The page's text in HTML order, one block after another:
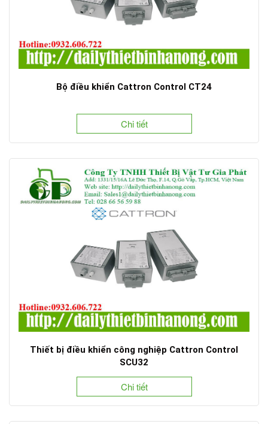
Bộ điều khiển Cattron Control CT24
Chi tiết
Thiết bị điều khiển công nghiệp Cattron Control
SCU32
Chi tiết